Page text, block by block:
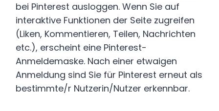
bei Pinterest ausloggen. Wenn Sie auf
interaktive Funktionen der Seite zugreifen
(Liken, Kommentieren, Teilen, Nachrichten
etc.), erscheint eine Pinterest-
Anmeldemaske. Nach einer etwaigen
Anmeldung sind Sie für Pinterest erneut als
bestimmte/r Nutzerin/Nutzer erkennbar.